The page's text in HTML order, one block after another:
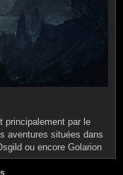
principalement par le
aventures situées dans
ou encore Golarion